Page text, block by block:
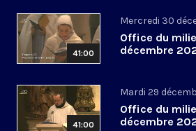
41:00
Mercredi 30
Office du
décembre
41:00
Mardi 29
Office du
décembre